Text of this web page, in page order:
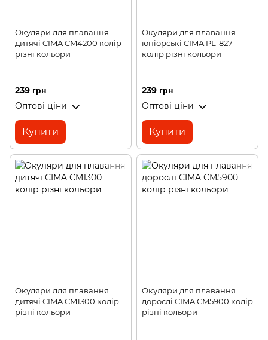
Окуляри для плавання
дитячі CIMA CM4200 колір
різні кольори
239 грн
Оптові ціни
Купити
Окуляри для плавання
юніорські CIMA PL-827
колір різні кольори
239 грн
Оптові ціни
Купити
Окуляри для плавання
дитячі CIMA CM1300 колір
різні кольори
Окуляри для плавання
дорослі CIMA CM5900 колір
різні кольори